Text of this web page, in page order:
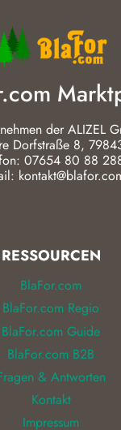
der ALIZEL
Dorfstraße 8,
07654 80 88
RESSOURCEN
BlaFor.com
BlaFor.com Regio
BlaFor.com Guide
BlaFor.com B2B
& Antworten
Kontakt
Impressum